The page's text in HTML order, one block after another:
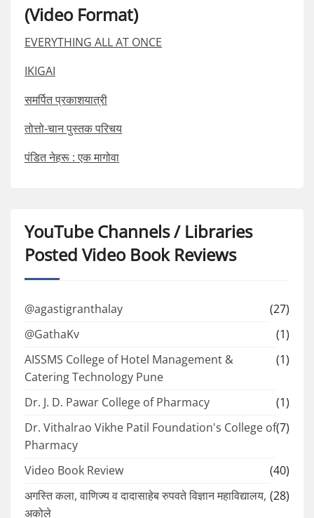
(Video Format)
EVERYTHING ALL AT ONCE
IKIGAI
समर्पित प्रकाशयात्री
तोत्तो-चान पुस्तक परिचय
पंडित नेहरू : एक मागोवा
YouTube Channels / Libraries
Posted Video Book Reviews
@agastigranthalay
(27)
@GathaKv
(1)
AISSMS College of Hotel Management &
Catering Technology Pune
(1)
Dr. J. D. Pawar College of Pharmacy
(1)
Dr. Vithalrao Vikhe Patil Foundation's College of
Pharmacy
(7)
Video Book Review
(40)
अगस्ति कला, वाणिज्य व दादासाहेब रुपवते विज्ञान महाविद्यालय,
अकोले
(28)